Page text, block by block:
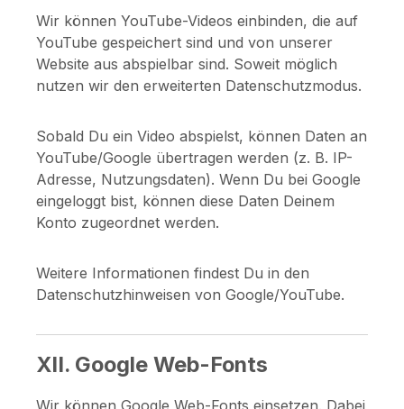
Wir können YouTube-Videos einbinden, die auf
YouTube gespeichert sind und von unserer
Website aus abspielbar sind. Soweit möglich
nutzen wir den erweiterten Datenschutzmodus.
Sobald Du ein Video abspielst, können Daten an
YouTube/Google übertragen werden (z. B. IP-
Adresse, Nutzungsdaten). Wenn Du bei Google
eingeloggt bist, können diese Daten Deinem
Konto zugeordnet werden.
Weitere Informationen findest Du in den
Datenschutzhinweisen von Google/YouTube.
XII. Google Web-Fonts
Wir können Google Web-Fonts einsetzen. Dabei